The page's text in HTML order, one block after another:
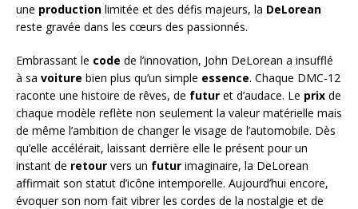
une production limitée et des défis majeurs, la DeLorean
reste gravée dans les cœurs des passionnés.
Embrassant le code de l’innovation, John DeLorean a insufflé
à sa voiture bien plus qu’un simple essence. Chaque DMC-12
raconte une histoire de rêves, de futur et d’audace. Le prix de
chaque modèle reflète non seulement la valeur matérielle mais
de même l’ambition de changer le visage de l’automobile. Dès
qu’elle accélérait, laissant derrière elle le présent pour un
instant de retour vers un futur imaginaire, la DeLorean
affirmait son statut d’icône intemporelle. Aujourd’hui encore,
évoquer son nom fait vibrer les cordes de la nostalgie et de